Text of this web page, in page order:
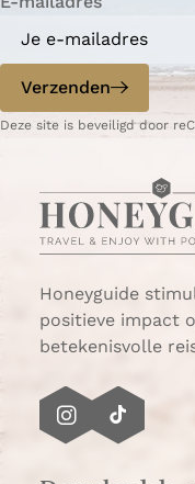
Verzenden
Deze site is beveiligd door
Honeyguide
positieve impact
betekenisvolle
I
T